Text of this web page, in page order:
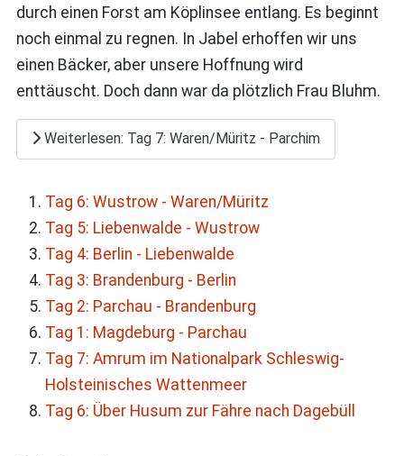
durch einen Forst am Köplinsee entlang. Es beginnt
noch einmal zu regnen. In Jabel erhoffen wir uns
einen Bäcker, aber unsere Hoffnung wird
enttäuscht. Doch dann war da plötzlich Frau Bluhm.
Weiterlesen: Tag 7: Waren/Müritz - Parchim
Tag 6: Wustrow - Waren/Müritz
Tag 5: Liebenwalde - Wustrow
Tag 4: Berlin - Liebenwalde
Tag 3: Brandenburg - Berlin
Tag 2: Parchau - Brandenburg
Tag 1: Magdeburg - Parchau
Tag 7: Amrum im Nationalpark Schleswig-
Holsteinisches Wattenmeer
Tag 6: Über Husum zur Fähre nach Dagebüll